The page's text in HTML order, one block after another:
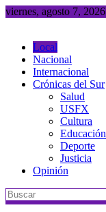
Saltar
viernes, agosto 7, 2026
Local
Nacional
Internacional
Crónicas del Sur
Salud
USFX
Cultura
Educación
Deporte
Justicia
Opinión